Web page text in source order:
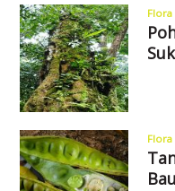
Flora
Flora